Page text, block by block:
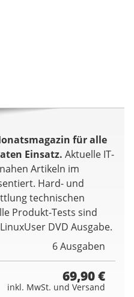
für alle
Einsatz. Aktuelle IT-
Artikeln im
Hard- und
technischen
Produkt-Tests sind
DVD Ausgabe.
6 Ausgaben
69,90 €
inkl. MwSt. und Versand